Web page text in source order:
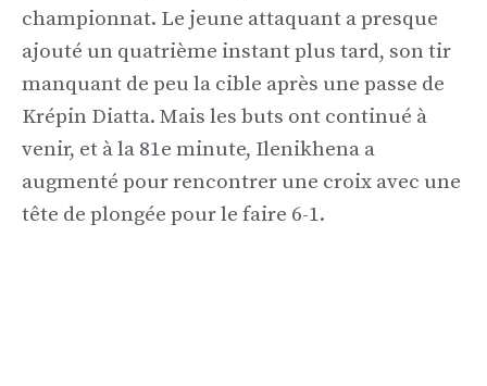
championnat. Le jeune attaquant a presque
ajouté un quatrième instant plus tard, son tir
manquant de peu la cible après une passe de
Krépin Diatta. Mais les buts ont continué à
venir, et à la 81e minute, Ilenikhena a
augmenté pour rencontrer une croix avec une
tête de plongée pour le faire 6-1.